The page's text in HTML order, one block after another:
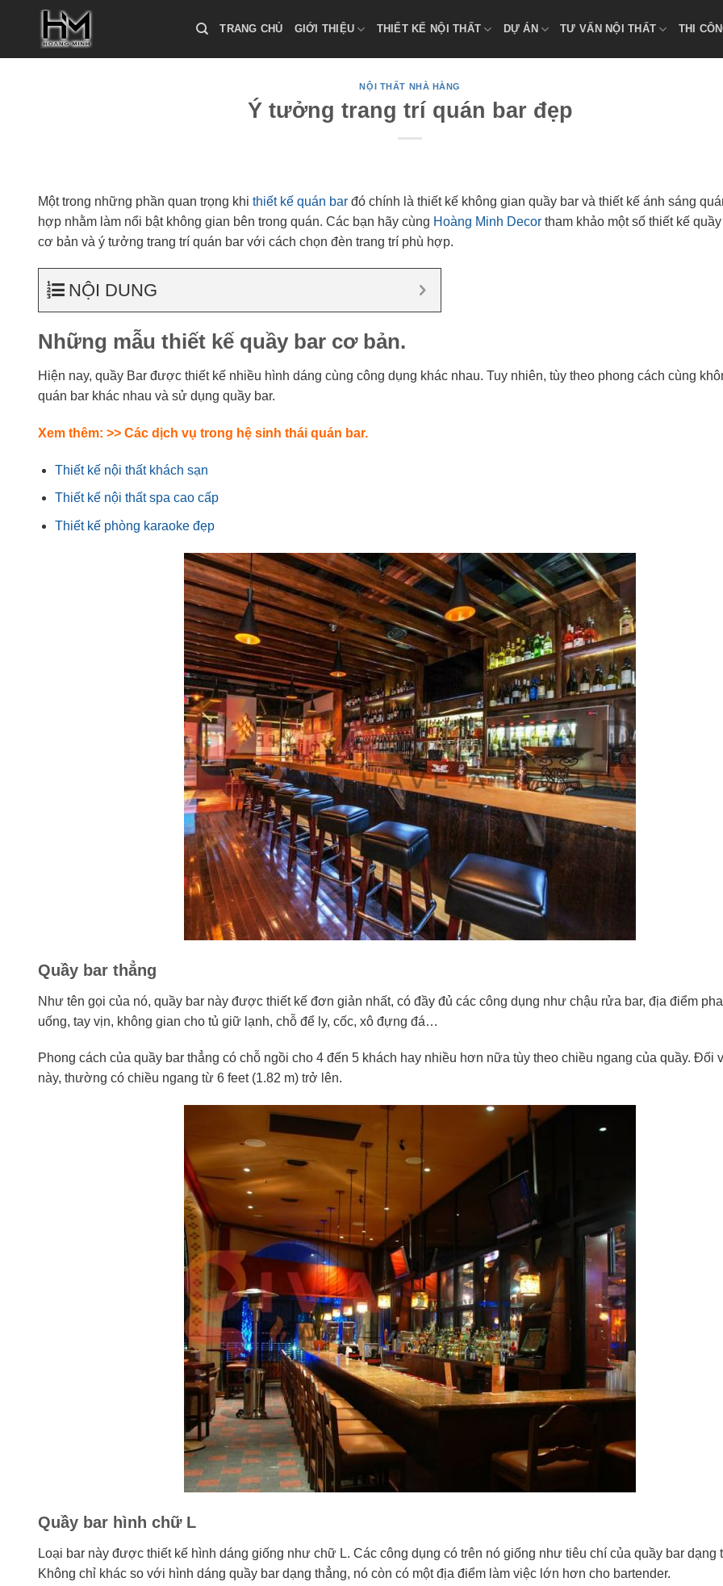
TRANG CHỦ GIỚI THIỆU THIẾT KẾ NỘI THẤT DỰ ÁN TƯ VẤN NỘI THẤT THI
NỘI THẤT NHÀ HÀNG
Ý tưởng trang trí quán bar đẹp
Một trong những phần quan trọng khi thiết kế quán bar đó chính là thiết kế không gian quầy bar và thiết kế ánh sáng
hợp nhằm làm nổi bật không gian bên trong quán. Các bạn hãy cùng Hoàng Minh Decor tham khảo một số thiết kế
cơ bản và ý tưởng trang trí quán bar với cách chọn đèn trang trí phù hợp.
NỘI DUNG
Những mẫu thiết kế quầy bar cơ bản.
Hiện nay, quầy Bar được thiết kế nhiều hình dáng cùng công dụng khác nhau. Tuy nhiên, tùy theo phong cách cùng
quán bar khác nhau và sử dụng quầy bar.
Xem thêm: >> Các dịch vụ trong hệ sinh thái quán bar.
Thiết kế nội thất khách sạn
Thiết kế nội thất spa cao cấp
Thiết kế phòng karaoke đẹp
Quầy bar thẳng
Như tên gọi của nó, quầy bar này được thiết kế đơn giản nhất, có đầy đủ các công dụng như chậu rửa bar, địa điểm
uống, tay vịn, không gian cho tủ giữ lạnh, chỗ để ly, cốc, xô đựng đá…
Phong cách của quầy bar thẳng có chỗ ngồi cho 4 đến 5 khách hay nhiều hơn nữa tùy theo chiều ngang của quầy. Đối
này, thường có chiều ngang từ 6 feet (1.82 m) trở lên.
Quầy bar hình chữ L
Loại bar này được thiết kế hình dáng giống như chữ L. Các công dụng có trên nó giống như tiêu chí của quầy bar dạng
Không chỉ khác so với hình dáng quầy bar dạng thẳng, nó còn có một địa điểm làm việc lớn hơn cho bartender.